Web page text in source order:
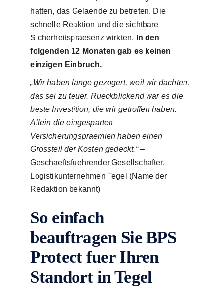
hatten, das Gelaende zu betreten. Die
schnelle Reaktion und die sichtbare
Sicherheitspraesenz wirkten.
In den
folgenden 12 Monaten gab es keinen
einzigen Einbruch.
„Wir haben lange gezogert, weil wir dachten,
das sei zu teuer. Rueckblickend war es die
beste Investition, die wir getroffen haben.
Allein die eingesparten
Versicherungspraemien haben einen
Grossteil der Kosten gedeckt.“–
Geschaeftsfuehrender Gesellschafter,
Logistikunternehmen Tegel (Name der
Redaktion bekannt)
So einfach
beauftragen Sie BPS
Protect fuer Ihren
Standort in Tegel